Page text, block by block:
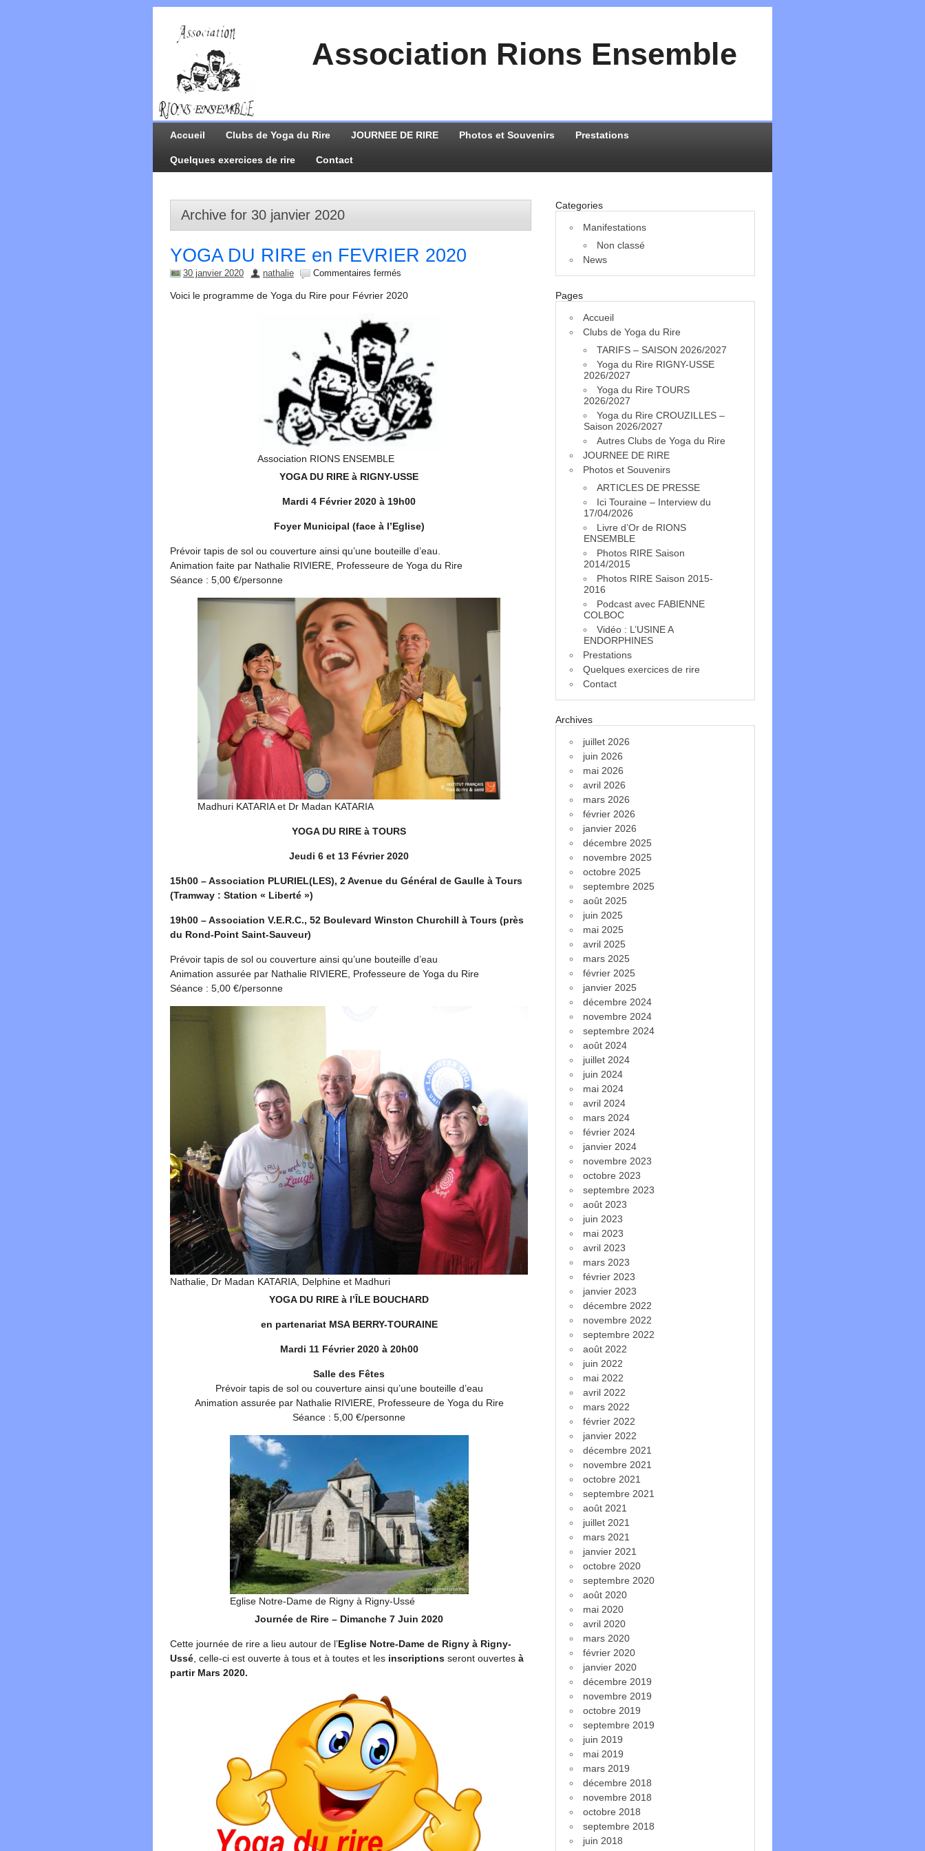
Association Rions Ensemble
Accueil Clubs de Yoga du Rire JOURNEE DE RIRE Photos et Souvenirs Prestations
Quelques exercices de rire Contact
Archive for 30 janvier 2020
YOGA DU RIRE en FEVRIER 2020
30 janvier 2020 nathalie Commentaires fermés
Voici le programme de Yoga du Rire pour Février 2020
Association RIONS ENSEMBLE
YOGA DU RIRE à RIGNY-USSE
Mardi 4 Février 2020 à 19h00
Foyer Municipal (face à l’Eglise)
Prévoir tapis de sol ou couverture ainsi qu’une bouteille d’eau.
Animation faite par Nathalie RIVIERE, Professeure de Yoga du Rire
Séance : 5,00 €/personne
Madhuri KATARIA et Dr Madan KATARIA
YOGA DU RIRE à TOURS
Jeudi 6 et 13 Février 2020
15h00 – Association PLURIEL(LES), 2 Avenue du Général de Gaulle à Tours
(Tramway : Station « Liberté »)
19h00 – Association V.E.R.C., 52 Boulevard Winston Churchill à Tours (près
du Rond-Point Saint-Sauveur)
Prévoir tapis de sol ou couverture ainsi qu’une bouteille d’eau
Animation assurée par Nathalie RIVIERE, Professeure de Yoga du Rire
Séance : 5,00 €/personne
Nathalie, Dr Madan KATARIA, Delphine et Madhuri
YOGA DU RIRE à l’ÎLE BOUCHARD
en partenariat MSA BERRY-TOURAINE
Mardi 11 Février 2020 à 20h00
Salle des Fêtes
Prévoir tapis de sol ou couverture ainsi qu’une bouteille d’eau
Animation assurée par Nathalie RIVIERE, Professeure de Yoga du Rire
Séance : 5,00 €/personne
Eglise Notre-Dame de Rigny à Rigny-Ussé
Journée de Rire – Dimanche 7 Juin 2020
Cette journée de rire a lieu autour de l’Eglise Notre-Dame de Rigny à Rigny-
Ussé , celle-ci est ouverte à tous et à toutes et les inscriptions seront ouvertes à
partir Mars 2020.
Categories
Manifestations
Non classé
News
Pages
Accueil
Clubs de Yoga du Rire
TARIFS – SAISON 2026/2027
Yoga du Rire RIGNY-USSE
2026/2027
Yoga du Rire TOURS
2026/2027
Yoga du Rire CROUZILLES –
Saison 2026/2027
Autres Clubs de Yoga du Rire
JOURNEE DE RIRE
Photos et Souvenirs
ARTICLES DE PRESSE
Ici Touraine – Interview du
17/04/2026
Livre d’Or de RIONS
ENSEMBLE
Photos RIRE Saison
2014/2015
Photos RIRE Saison 2015-
2016
Podcast avec FABIENNE
COLBOC
Vidéo : L’USINE A
ENDORPHINES
Prestations
Quelques exercices de rire
Contact
Archives
juillet 2026
juin 2026
mai 2026
avril 2026
mars 2026
février 2026
janvier 2026
décembre 2025
novembre 2025
octobre 2025
septembre 2025
août 2025
juin 2025
mai 2025
avril 2025
mars 2025
février 2025
janvier 2025
décembre 2024
novembre 2024
septembre 2024
août 2024
juillet 2024
juin 2024
mai 2024
avril 2024
mars 2024
février 2024
janvier 2024
novembre 2023
octobre 2023
septembre 2023
août 2023
juin 2023
mai 2023
avril 2023
mars 2023
février 2023
janvier 2023
décembre 2022
novembre 2022
septembre 2022
août 2022
juin 2022
mai 2022
avril 2022
mars 2022
février 2022
janvier 2022
décembre 2021
novembre 2021
octobre 2021
septembre 2021
août 2021
juillet 2021
mars 2021
janvier 2021
octobre 2020
septembre 2020
août 2020
mai 2020
avril 2020
mars 2020
février 2020
janvier 2020
décembre 2019
novembre 2019
octobre 2019
septembre 2019
juin 2019
mai 2019
mars 2019
décembre 2018
novembre 2018
octobre 2018
septembre 2018
juin 2018